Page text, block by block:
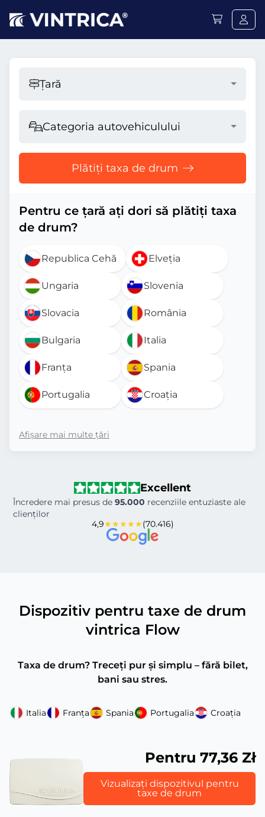
Țară
Categoria autovehiculului
Plătiți taxa de drum
Pentru ce țară ați dori să plătiți taxa
de drum?
Republica Cehă Elveția
Ungaria Slovenia
Slovacia România
Bulgaria Italia
Franța Spania
Portugalia Croația
Afișare mai multe țări
Excellent
Încredere mai presus de 95.000 recenziile entuziaste ale
clienților
4,9★★★★★(70.416)
Dispozitiv pentru taxe de drum
vintrica Flow
Taxa de drum? Treceți pur și simplu – fără bilet,
bani sau stres.
Italia Franța Spania Portugalia Croația
Pentru 77,36 Zł
Vizualizați dispozitivul pentru
taxe de drum